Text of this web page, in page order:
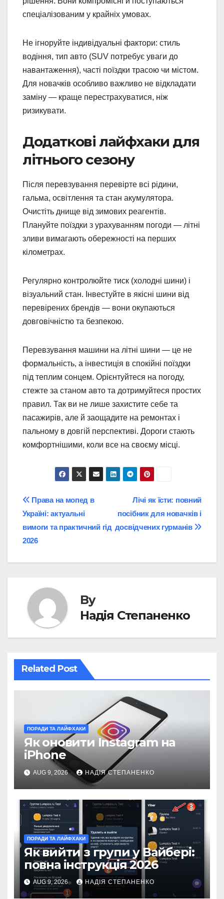
спеціалізованим у крайніх умовах.
Не ігноруйте індивідуальні фактори: стиль
водіння, тип авто (SUV потребує уваги до
навантаження), часті поїздки трасою чи містом.
Для новачків особливо важливо не відкладати
заміну — краще перестрахуватися, ніж
ризикувати.
Додаткові лайфхаки для
літнього сезону
Після перевзування перевірте всі рідини,
гальма, освітлення та стан акумулятора.
Очистіть днище від зимових реагентів.
Плануйте поїздки з урахуванням погоди — літні
зливи вимагають обережності на перших
кілометрах.
Регулярно контролюйте тиск (холодні шини) і
візуальний стан. Інвестуйте в якісні шини від
перевірених брендів — вони окупаються
довговічністю та безпекою.
Перевзування машини на літні шини — це не
формальність, а інвестиція в спокійні поїздки
під теплим сонцем. Орієнтуйтеся на погоду,
стежте за станом авто та дотримуйтеся простих
правил. Так ви не лише захистите себе та
пасажирів, але й заощадите на ремонтах і
пальному в довгій перспективі. Дороги стають
комфортнішими, коли все на своєму місці.
Post
navigation
Лічі як їсти: повний
посібник для новачків і
досвідчених гурманів
Права на мопед в
Україні: актуальні
вимоги та практичний гід
2026
By
Надія Степаненко
Related Post
ПОРАДИ ТА ЛАЙФХАКИ
Як оновити Instagram на
iPhone
AUG 9, 2026 НАДІЯ СТЕПАНЕНКО
ПОРАДИ ТА ЛАЙФХАКИ
Як вийти з групи у Вайбері:
повна інструкція 2026
AUG 9, 2026 НАДІЯ СТЕПАНЕНКО